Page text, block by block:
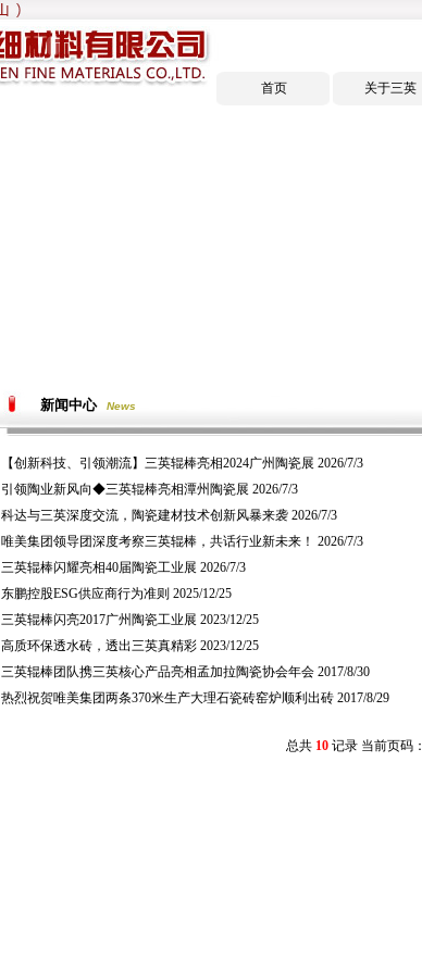
首页 关于三英
新闻中心 News
【创新科技、引领潮流】三英辊棒亮相2024广州陶瓷展 2026/7/3
引领陶业新风向◆三英辊棒亮相潭州陶瓷展 2026/7/3
科达与三英深度交流，陶瓷建材技术创新风暴来袭 2026/7/3
唯美集团领导团深度考察三英辊棒，共话行业新未来！ 2026/7/3
三英辊棒闪耀亮相40届陶瓷工业展 2026/7/3
东鹏控股ESG供应商行为准则 2025/12/25
三英辊棒闪亮2017广州陶瓷工业展 2023/12/25
高质环保透水砖，透出三英真精彩 2023/12/25
三英辊棒团队携三英核心产品亮相孟加拉陶瓷协会年会 2017/8/30
热烈祝贺唯美集团两条370米生产大理石瓷砖窑炉顺利出砖 2017/8/29
总共 10 记录 当前页码：